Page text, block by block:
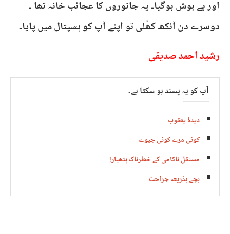
اور بے ہوش ہوگیا۔ یہ جانوروں کا عجائب خانہ تھا ۔
دوسرے دن آنکھ کھُلی تو اپنے آپ کو ہسپتال میں پایا۔
رشید احمد صدیقی
آپ کو یہ پسند ہو سکتا ہے۔
دیدۂ یعقوب
کوئی مرے کوئی جیوے
مستقل ناکامی کے خطرناک ہتھیار!
بچے بذریعہ جراحت